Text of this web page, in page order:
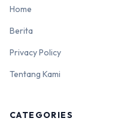
Home
Berita
Privacy Policy
Tentang Kami
CATEGORIES